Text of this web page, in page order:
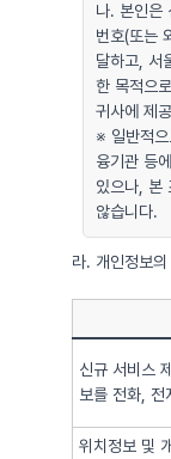
나. 본인은
번호(또는
달하고, 서
한 목적으
귀사에 제
※ 일반적
융기관 등
있으나, 본
않습니다.
라. 개인정보
신규 서비스
보를 전화,
위치정보 및